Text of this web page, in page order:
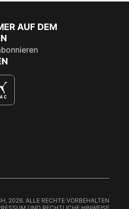
AUF DEM
2026. ALLE RECHTE VORBEHALTEN